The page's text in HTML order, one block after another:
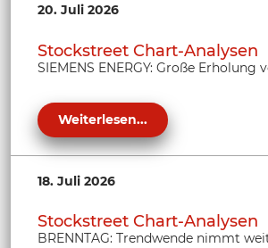
20. Juli 2026
Stockstreet Chart-Analysen
SIEMENS ENERGY: Große Erholung
Weiterlesen...
18. Juli 2026
Stockstreet Chart-Analysen
BRENNTAG: Trendwende nimmt